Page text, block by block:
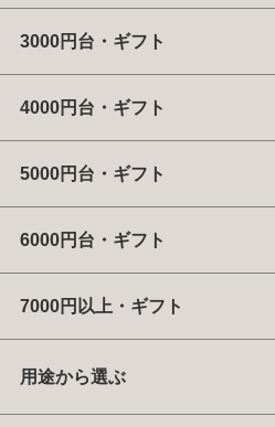
3000円台・ギフト
4000円台・ギフト
5000円台・ギフト
6000円台・ギフト
7000円以上・ギフト
用途から選ぶ